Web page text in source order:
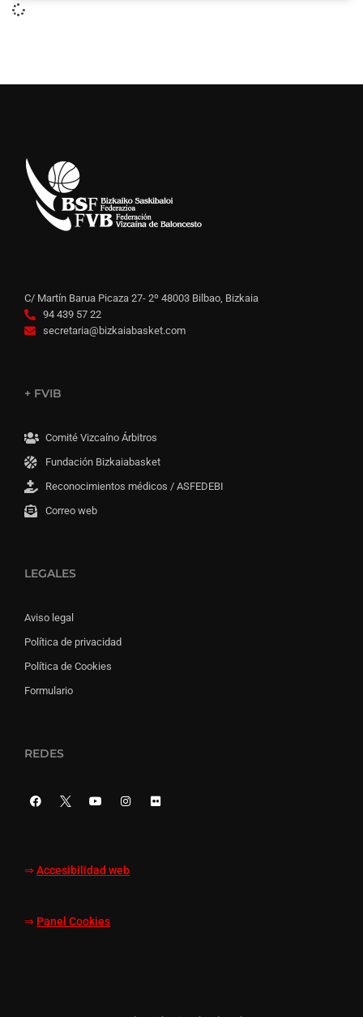
C/ Martín Barua Picaza 27- 2º 48003 Bilbao, Bizkaia
94 439 57 22
secretaria@bizkaiabasket.com
+ FVIB
Comité Vizcaíno Árbitros
Fundación Bizkaiabasket
Reconocimientos médicos / ASFEDEBI
Correo web
LEGALES
Aviso legal
Política de privacidad
Política de Cookies
Formulario
REDES
⇒ Accesibilidad web
⇒ Panel Cookies